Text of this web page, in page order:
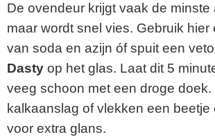
De ovendeur krijgt vaak de minste
maar wordt snel vies. Gebruik hier
van soda en azijn óf spuit een
Dasty op het glas. Laat dit 5
veeg schoon met een droge doek.
kalkaanslag of vlekken een beetje
voor extra glans.